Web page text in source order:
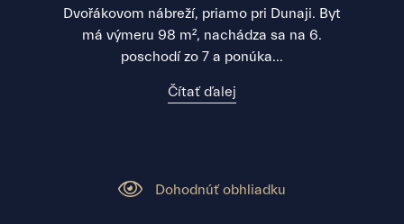
Dvořákovom nábreží, priamo pri Dunaji. Byt
má výmeru 98 m², nachádza sa na 6.
poschodí zo 7 a ponúka...
Čítať ďalej
Dohodnúť obhliadku